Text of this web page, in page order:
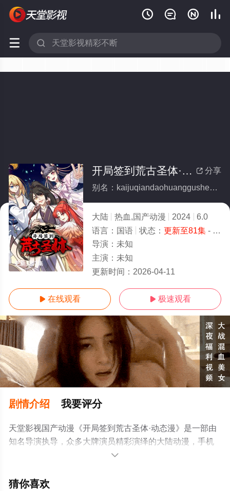
   
 
更新至81集
 分享
开局签到荒古圣体·动态漫
别名：kaijuqiandaohuanggushengtidongtaiman
大陆 热血,国产动漫 2024
6.0
语言： 国语 状态： 更新至81集- 免费在线观看
导演： 未知
主演： 未知
更新时间： 2026-04-11
 在线观看  极速观看
剧情介绍 我要评分
天堂影视国产动漫《开局签到荒古圣体·动态漫》是一部由
知名导演执导，众多大牌演员精彩演绎的大陆动漫，手机
免费观看高清未删减完整版动漫全集就上天堂电影网，更
解。

猜你喜欢